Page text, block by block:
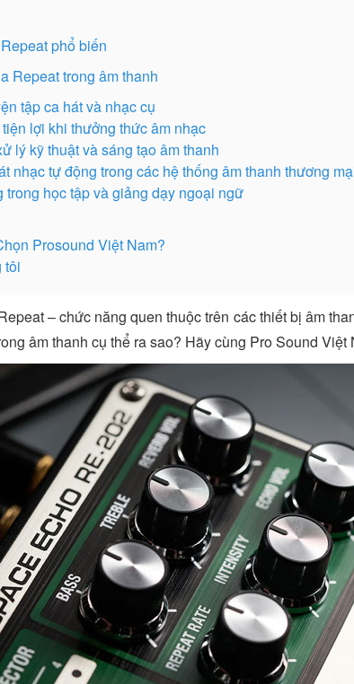
phổ biến
Repeat trong âm thanh
tập ca hát và nhạc cụ
lợi khi thưởng thức âm nhạc
lý kỹ thuật và sáng tạo âm thanh
nhạc tự động trong các hệ thống âm thanh thương
trong học tập và giảng dạy ngoại ngữ
Prosound Việt Nam?
tôi
– chức năng quen thuộc trên các thiết bị âm
âm thanh cụ thể ra sao? Hãy cùng Pro Sound